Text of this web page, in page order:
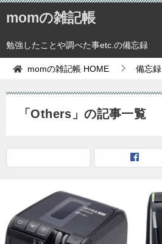
momの雑記帳
勉強したことや調べた事etc.の備忘録
momの雑記帳 HOME 備忘録
「Others」の記事一覧